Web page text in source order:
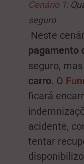
Cenário 1:
seguro
Neste
pagamento
seguro,
carro. O
ficará
acidente,
tentar